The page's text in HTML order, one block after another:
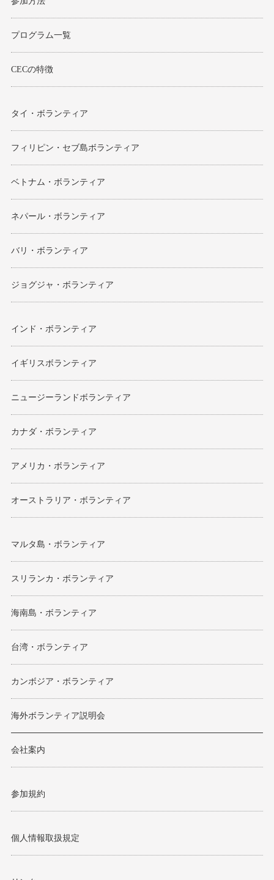
プログラム一覧
CECの特徴
タイ・ボランティア
フィリピン・セブ島ボランティア
ベトナム・ボランティア
ネパール・ボランティア
バリ・ボランティア
ジョグジャ・ボランティア
インド・ボランティア
イギリスボランティア
ニュージーランドボランティア
カナダ・ボランティア
アメリカ・ボランティア
オーストラリア・ボランティア
マルタ島・ボランティア
スリランカ・ボランティア
海南島・ボランティア
台湾・ボランティア
カンボジア・ボランティア
海外ボランティア説明会
会社案内
参加規約
個人情報取扱規定